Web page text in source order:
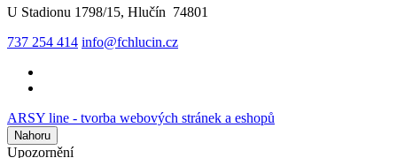
U Stadionu 1798/15, Hlučín 74801
737 254 414 info@fchlucin.cz
ARSY line - tvorba webových stránek a eshopů
Nahoru
Upozornění